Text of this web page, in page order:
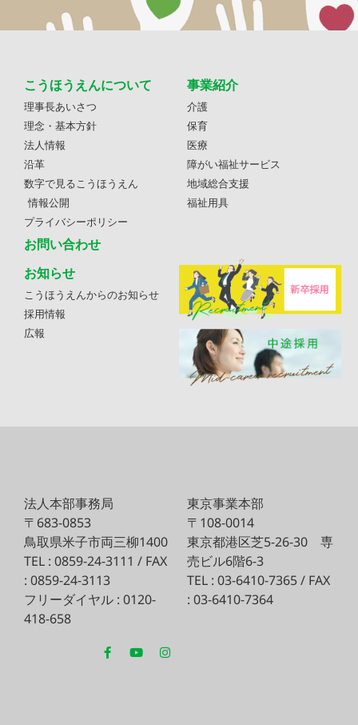
こうほうえんについて
理事長あいさつ
理念・基本方針
法人情報
沿革
数字で見るこうほうえん
情報公開
プライバシーポリシー
お問い合わせ
事業紹介
介護
保育
医療
障がい福祉サービス
地域総合支援
福祉用具
お知らせ
こうほうえんからのお知らせ
採用情報
広報
法人本部事務局
〒683-0853
鳥取県米子市両三柳1400
TEL : 0859-24-3111 / FAX
: 0859-24-3113
フリーダイヤル : 0120-
418-658
東京事業本部
〒108-0014
東京都港区芝5-26-30 専
売ビル6階6-3
TEL : 03-6410-7365 / FAX
: 03-6410-7364